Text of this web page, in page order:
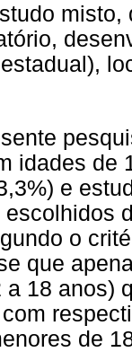
idades de
e
escolhidos
o
que
18 anos)
de